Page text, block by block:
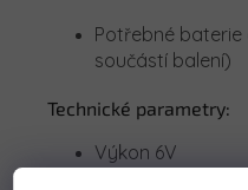
Potřebné baterie
součástí balení)
Technické parametry:
Výkon 6V